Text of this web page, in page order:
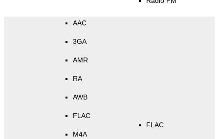
AAC
3GA
AMR
RA
AWB
FLAC
M4A
FLAC